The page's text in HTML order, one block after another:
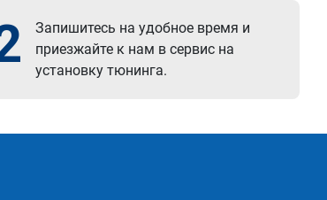
Запишитесь на удобное время и
приезжайте к нам в сервис на
установку тюнинга.